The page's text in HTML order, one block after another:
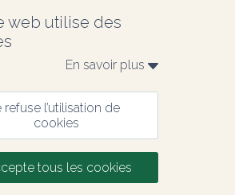
web utilise des
En savoir plus
refuse l’utilisation de
cookies
tous les cookies